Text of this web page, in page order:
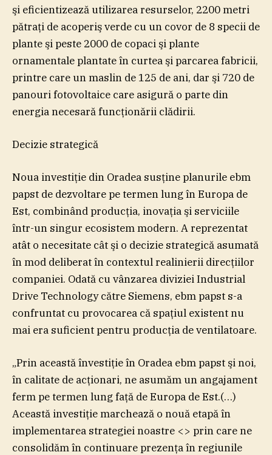
şi eficientizează utilizarea resurselor, 2200 metri
pătraţi de acoperiş verde cu un covor de 8 specii de
plante şi peste 2000 de copaci şi plante
ornamentale plantate în curtea şi parcarea fabricii,
printre care un maslin de 125 de ani, dar şi 720 de
panouri fotovoltaice care asigură o parte din
energia necesară funcţionării clădirii.
Decizie strategică
Noua investiţie din Oradea susţine planurile ebm
papst de dezvoltare pe termen lung în Europa de
Est, combinând producţia, inovaţia şi serviciile
într-un singur ecosistem modern. A reprezentat
atât o necesitate cât şi o decizie strategică asumată
în mod deliberat în contextul realinierii direcţiilor
companiei. Odată cu vânzarea diviziei Industrial
Drive Technology către Siemens, ebm papst s-a
confruntat cu provocarea că spaţiul existent nu
mai era suficient pentru producţia de ventilatoare.
„Prin această învestiţie în Oradea ebm papst şi noi,
în calitate de acţionari, ne asumăm un angajament
ferm pe termen lung faţă de Europa de Est.(…)
Această investiţie marchează o nouă etapă în
implementarea strategiei noastre <> prin care ne
consolidăm în continuare prezenţa în regiunile